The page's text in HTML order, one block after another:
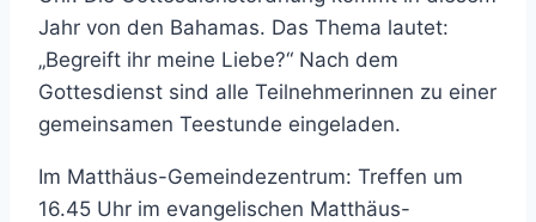
Jahr von den Bahamas. Das Thema lautet:
„Begreift ihr meine Liebe?“ Nach dem
Gottesdienst sind alle Teilnehmerinnen zu einer
gemeinsamen Teestunde eingeladen.
Im Matthäus-Gemeindezentrum: Treffen um
16.45 Uhr im evangelischen Matthäus-